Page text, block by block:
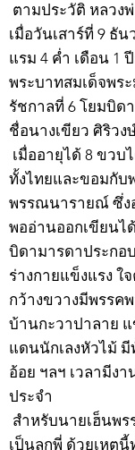
ตามประวัติ หลวง
เมื่อวันเสาร์ที่ 9 ธั
แรม 4 ค่ำ เดือน 1
พระบาทสมเด็จพร
รัชกาลที่ 6 โยมบิด
ชื่อนางเขียว ศิริวง
เมื่ออายุได้ 8 ขวบ
ทั้งไทยและขอมกับ
พรรณนารายณ์ ซึ่ง
พออ่านออกเขียนไ
บิดามารดาประก
ร่างกายแข็งแรง
กว้างขวางมีพรรค
บ้านกะวาปาลาย แ
แดนนักเลงหัวไม้
อ้อย ฯลฯ เวลามีง
ประจำ
สำหรับนายเฮ็นพร
เป็นลูกพี่ ด้วยเหตุ